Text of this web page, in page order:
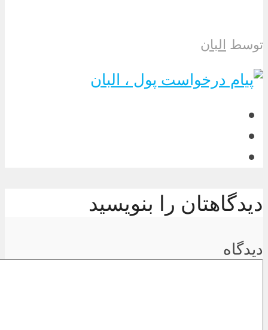
توسط البان
دیدگاهتان را بنویسید
دیدگاه